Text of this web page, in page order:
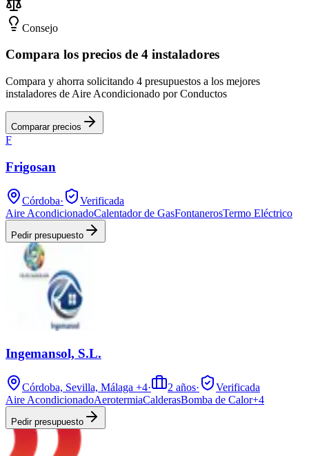
Consejo
Compara los precios de 4 instaladores
Compara y ahorra solicitando 4 presupuestos a los mejores
instaladores de Aire Acondicionado por Conductos
Comparar precios
F
Frigosan
Córdoba·
Verificada
Aire AcondicionadoCalentador de GasFontanerosTermo Eléctrico
Pedir presupuesto
Ingemansol, S.L.
Córdoba, Sevilla, Málaga +4· 2 años·
Verificada
Aire AcondicionadoAerotermiaCalderasBomba de Calor+4
Pedir presupuesto